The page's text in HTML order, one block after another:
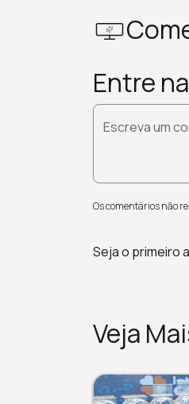
Entre
Escreva um
Os comentários não
Seja o primeiro
Veja